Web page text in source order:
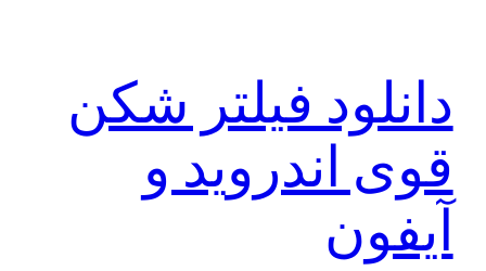
دانلود فیلتر شکن
قوی اندروید و
آیفون